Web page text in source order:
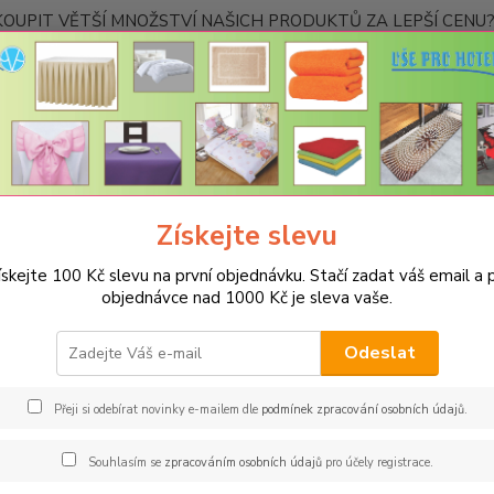
VĚTŠÍ MNOŽSTVÍ NAŠICH PRODUKTŮ ZA LEPŠÍ
Kontakty
Hledat
Slavnostní ubrusy Magnolia s vodoodpudivou úpravou
magnolia kulatý 150cm - šedý
Získejte slevu
100 Kč slevu na první objednávku. Stačí zadat váš email a
objednávce nad 1000 Kč je sleva vaše.
Odeslat
Přeji si odebírat novinky e-mailem dle podmínek zpracování osobních údajů.
Souhlasím se zpracováním osobních údajůpro účely registrace.